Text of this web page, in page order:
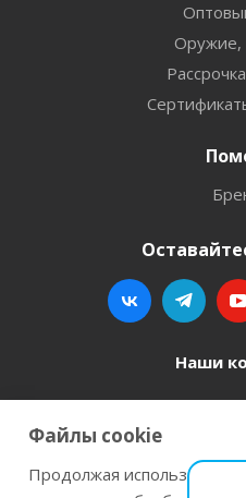
Оружие,
Наши
8 800
Файлы cookie
Продолжая использовать